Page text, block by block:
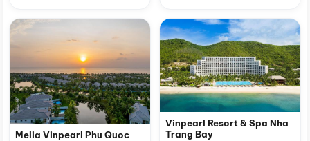
Melia Vinpearl Phu Quoc
Vinpearl Resort & Spa Nha
Trang Bay